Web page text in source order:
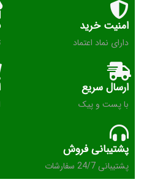
امنیت خرید
دارای نماد اعتماد
ارسال سریع
با پست و پیک
پشتیبانی فروش
پشتیبانی 24/7 سفارشات